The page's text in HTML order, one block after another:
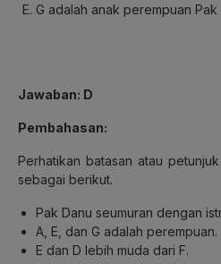
G adalah anak perempuan Pak
Jawaban: D
Pembahasan:
Perhatikan batasan atau
sebagai berikut.
Pak Danu seumuran dengan
A, E, dan G adalah perempuan.
E dan D lebih muda dari F.